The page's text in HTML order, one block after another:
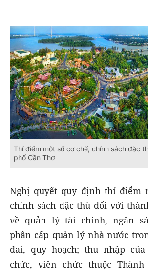
Thí điểm một số cơ chế, chính sách đặc
phố Cần Thơ
Nghị quyết quy định thí điểm
chính sách đặc thù đối với
về quản lý tài chính, ngân
phân cấp quản lý nhà nước
đai, quy hoạch; thu nhập
chức, viên chức thuộc